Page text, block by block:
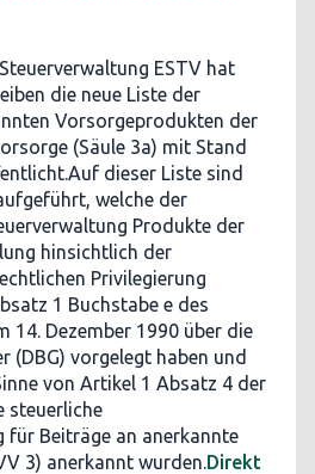
ESTV hat
die neue Liste der
Vorsorgeprodukten der
(Säule 3a) mit Stand
dieser Liste sind
welche der
Produkte der
hinsichtlich der
Privilegierung
1 Buchstabe e des
14. Dezember 1990 über die
(DBG) vorgelegt haben und
von Artikel 1 Absatz 4 der
steuerliche
für Beiträge an anerkannte
3) anerkannt wurden.Direkt